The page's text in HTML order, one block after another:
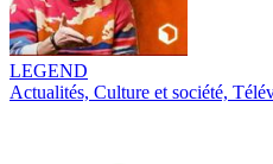
LEGEND
Actualités, Culture et société,